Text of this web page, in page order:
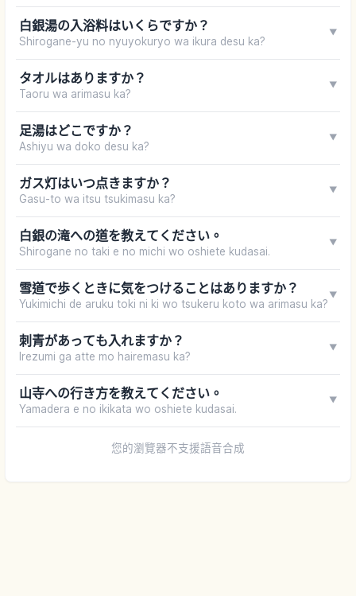
白銀湯の入浴料はいくらですか？
Shirogane-yu no nyuyokuryo wa ikura desu ka?
▼
タオルはありますか？
Taoru wa arimasu ka?
▼
足湯はどこですか？
Ashiyu wa doko desu ka?
▼
ガス灯はいつ点きますか？
Gasu-to wa itsu tsukimasu ka?
▼
白銀の滝への道を教えてください。
Shirogane no taki e no michi wo oshiete kudasai.
▼
雪道で歩くときに気をつけることはありますか？
Yukimichi de aruku toki ni ki wo tsukeru koto wa arimasu ka?
▼
刺青があっても入れますか？
Irezumi ga atte mo hairemasu ka?
▼
山寺への行き方を教えてください。
Yamadera e no ikikata wo oshiete kudasai.
▼
您的瀏覽器不支援語音合成